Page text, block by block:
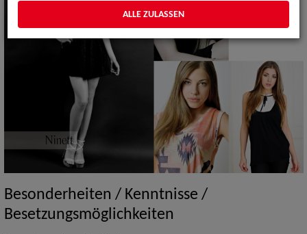
Besonderheiten / Kenntnisse /
Besetzungsmöglichkeiten
ALLE ZULASSEN